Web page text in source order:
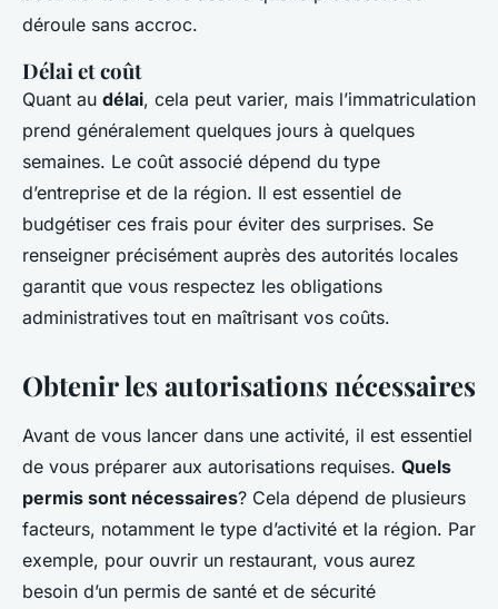
déroule sans accroc.
Délai et coût
Quant au délai, cela peut varier, mais l’immatriculation
prend généralement quelques jours à quelques
semaines. Le coût associé dépend du type
d’entreprise et de la région. Il est essentiel de
budgétiser ces frais pour éviter des surprises. Se
renseigner précisément auprès des autorités locales
garantit que vous respectez les obligations
administratives tout en maîtrisant vos coûts.
Obtenir les autorisations nécessaires
Avant de vous lancer dans une activité, il est essentiel
de vous préparer aux autorisations requises. Quels
permis sont nécessaires? Cela dépend de plusieurs
facteurs, notamment le type d’activité et la région. Par
exemple, pour ouvrir un restaurant, vous aurez
besoin d’un permis de santé et de sécurité